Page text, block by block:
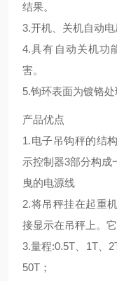
结果。
3.开机、关机自动电
4.具有自动关机功
害。
5.钩环表面为镀铬
产品优点
1.电子吊钩秤的结
示控制器3部分构成
曳的电源线
2.将吊秤挂在起重
接显示在吊秤上。
3.量程:0.5T、1T、
50T；